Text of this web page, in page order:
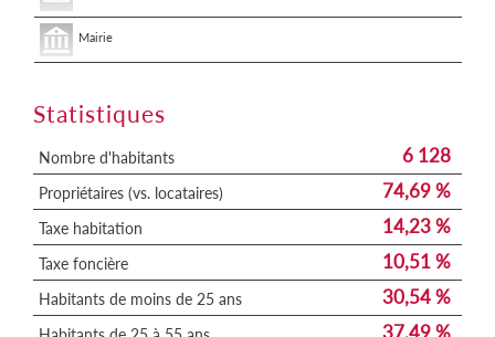
Mairie
Statistiques
Nombre d'habitants 6 128
Propriétaires (vs. locataires) 74,69 %
Taxe habitation 14,23 %
Taxe foncière 10,51 %
Habitants de moins de 25 ans 30,54 %
37,49 %